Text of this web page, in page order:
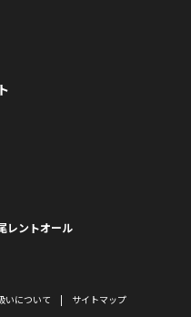
レントオール
いについて サイトマップ